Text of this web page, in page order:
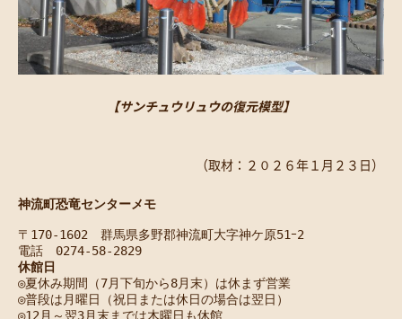
【サンチュウリュウの復元模型】
（取材：２０２６年１月２３日）
神流町恐竜センターメモ
〒170-1602　群馬県多野郡神流町大字神ケ原51ｰ2
電話　0274-58-2829
休館日
◎夏休み期間（7月下旬から8月末）は休まず営業
◎普段は月曜日（祝日または休日の場合は翌日）
◎12月～翌3月末までは木曜日も休館